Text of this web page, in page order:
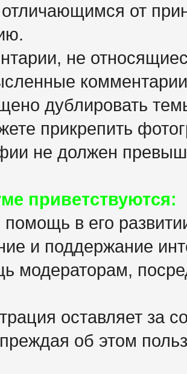
от
не
дублировать
прикрепить
не должен
приветствуются:
в его
и поддержание
модераторам,
оставляет за
об этом